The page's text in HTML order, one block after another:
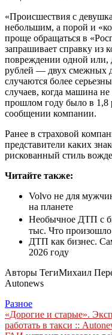
«Происшествия с
небольшим, а порой и
проще обращаться в
запрашивает справку из
повреждении одной или,
рублей — двух смежных
случаются более
случаев, когда машина
прошлом году было в 1,8
сообщении компании.
Ранее в страховой
представители каких
рискованный стиль
Читайте также:
Volvo не для
на планете
Необычное ДТП с
тыс. Что произошло
ДТП как бизнес.
2026 году
Авторы ТегиМихаил
Autonews
Разное
Навигация
«Дорогие и старые».
работать в такси ::